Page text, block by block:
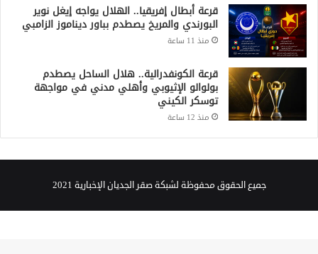
قرعة أبطال إفريقيا.. الهلال يواجه إيغل نوير
البورندي والمريخ يصطدم بباور ديناموز الزامبي
منذ 11 ساعة
قرعة الكونفدرالية.. هلال الساحل يصطدم
بولوالو الإثيوبي وأهلي مدني في مواجهة
توسكر الكيني
منذ 12 ساعة
جميع الحقوق محفوظة لشبكة صقر الجديان الإخبارية 2021